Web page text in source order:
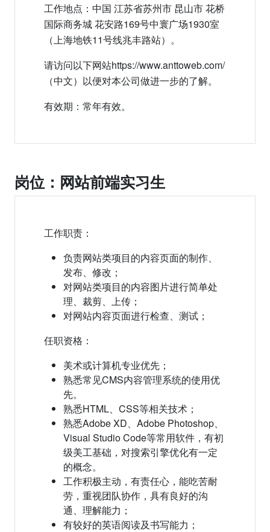
工作地点：中国 江苏省苏州市 昆山市 花桥
国际商务城 花安路169号中寰广场1930室
（上海地铁11号线兆丰路站）。
请访问以下网站https://www.anttoweb.com/
（中文）以便对本公司做进一步的了解。
有效期：常年有效。
岗位：网站前端实习生
工作职责：
负责网站类项目的内容页面的制作、
发布、修改；
对网站类项目的内容图片进行简单处
理、裁剪、上传；
对网站内容页面进行检查、测试；
任职资格：
美术或计算机专业优先；
熟悉常见CMS内容管理系统的使用优
先。
熟悉HTML、CSS等相关技术；
熟悉Adobe XD、Adobe Photoshop、
Visual Studio Code等常用软件，有初
级美工基础，对搜索引擎优化有一定
的概念。
工作积极主动，有责任心，能吃苦耐
劳，重视团队协作，具有良好的沟
通、理解能力；
有较好的英语阅读及书写能力；